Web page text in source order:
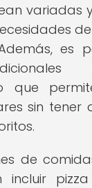
variadas
es
que
sin tener
de
incluir